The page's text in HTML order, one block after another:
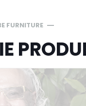
FURNITURE